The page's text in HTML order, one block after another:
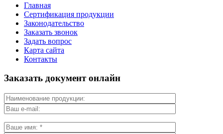
Главная
Сертификация продукции
Законодательство
Заказать звонок
Задать вопрос
Карта сайта
Контакты
Заказать документ онлайн